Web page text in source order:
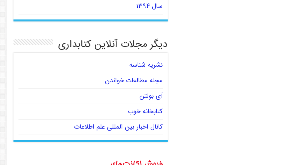
سال ۱۳۹۴
دیگر مجلات آنلاین کتابداری
نشریه شناسه
مجله مطالعات خواندن
آی بولتن
کتابخانه خوب
کانال اخبار بین المللی علم اطلاعات